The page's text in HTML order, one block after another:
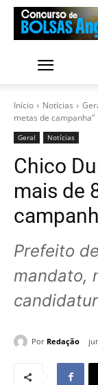
Início Notícias
metas de campanha”
Geral Notícias
Chico
mais de
Prefeito
mandato,
Por Redação